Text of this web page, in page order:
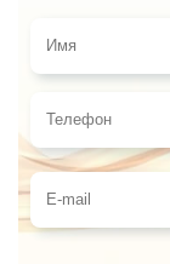
Имя
Телефон
E-mail